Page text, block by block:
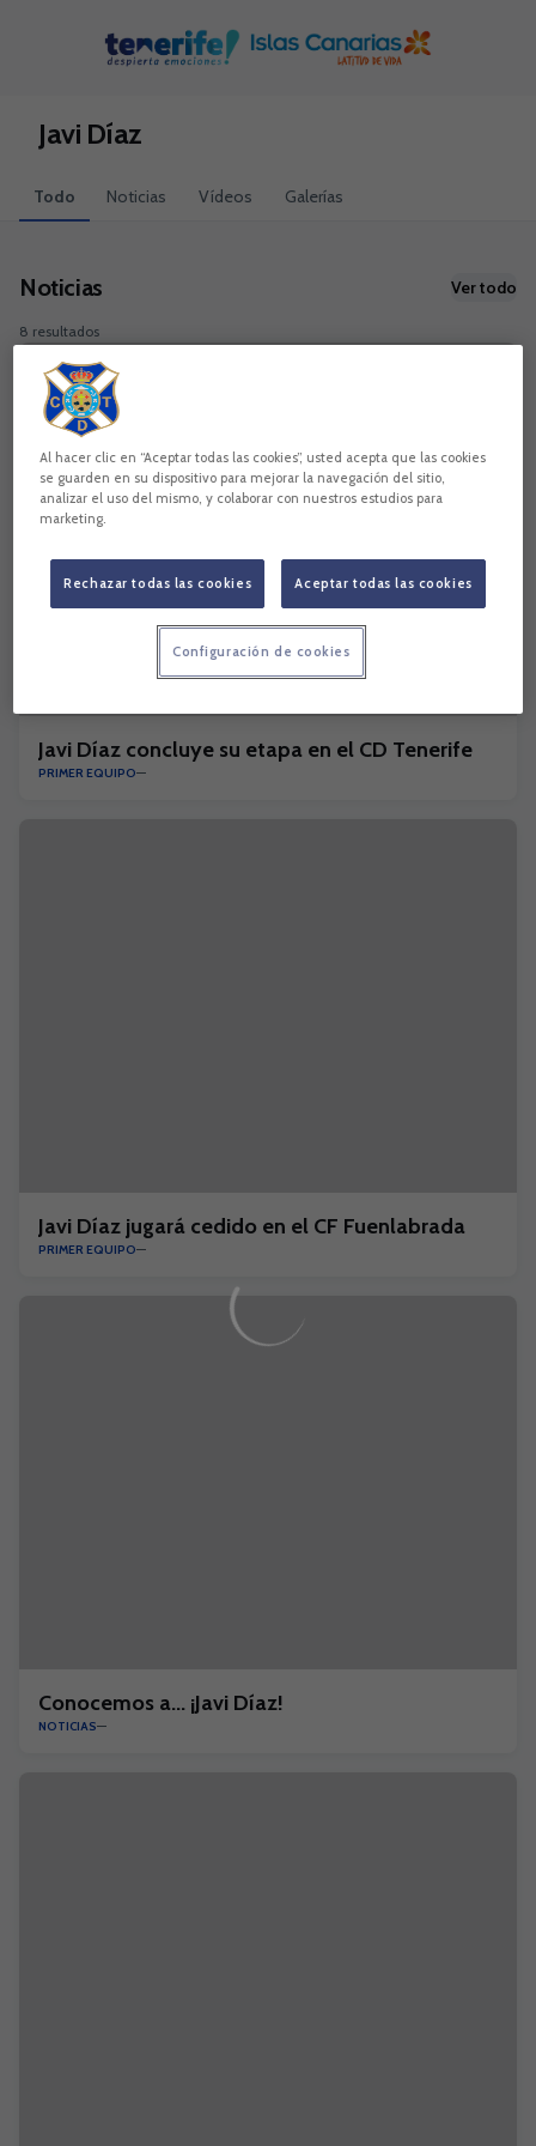
Javi Díaz
Todo Noticias Vídeos Galerías
Noticias Ver todo
8 resultados
Javi Díaz concluye su etapa en el CD Tenerife
PRIMER EQUIPO
Javi Díaz jugará cedido en el CF Fuenlabrada
PRIMER EQUIPO
Conocemos a... ¡Javi Díaz!
NOTICIAS
Al hacer clic en “Aceptar todas las cookies”, usted acepta que las cookies
se guarden en su dispositivo para mejorar la navegación del sitio,
analizar el uso del mismo, y colaborar con nuestros estudios para
marketing.
Rechazar todas las cookies Aceptar todas las cookies
Configuración de cookies